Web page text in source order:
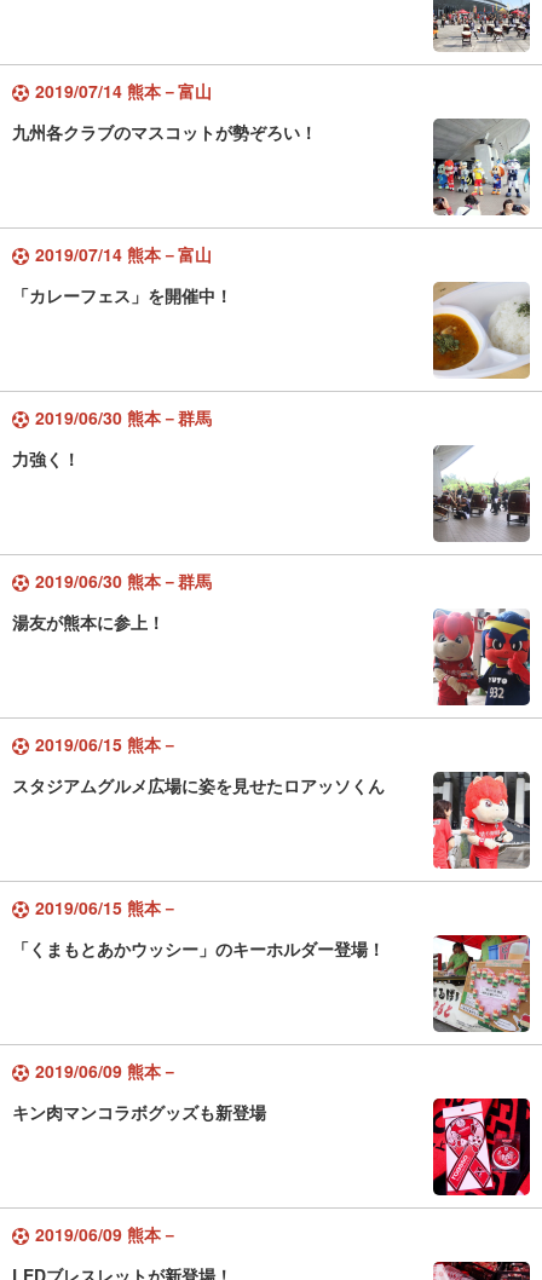
2019/07/14 熊本－富山
九州各クラブのマスコットが勢ぞろい！
2019/07/14 熊本－富山
「カレーフェス」を開催中！
2019/06/30 熊本－群馬
力強く！
2019/06/30 熊本－群馬
湯友が熊本に参上！
2019/06/15 熊本－
スタジアムグルメ広場に姿を見せたロアッソくん
2019/06/15 熊本－
「くまもとあかウッシー」のキーホルダー登場！
2019/06/09 熊本－
キン肉マンコラボグッズも新登場
2019/06/09 熊本－
LEDブレスレットが新登場！